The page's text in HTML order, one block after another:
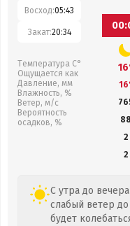
Восход:05:43
Закат:20:34
Температура С°
Ощущается как
Давление, мм
Влажность, %
Ветер, м/с
Вероятность
осадков, %
88
2
2
С утра до
слабый ветер
будет